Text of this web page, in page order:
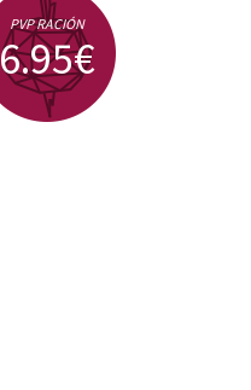
PVP RACIÓN
6.95€